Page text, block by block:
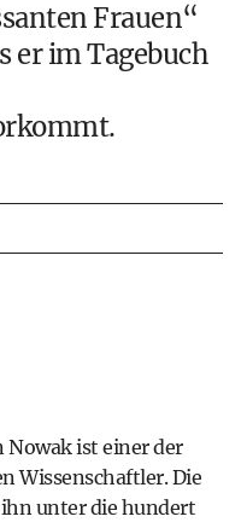
Frauen“
er im Tagebuch
ist einer der
Wissenschaftler. Die
unter die hundert